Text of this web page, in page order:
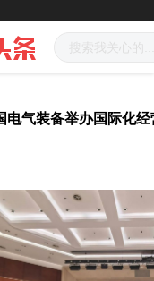
电气装备举办国际化